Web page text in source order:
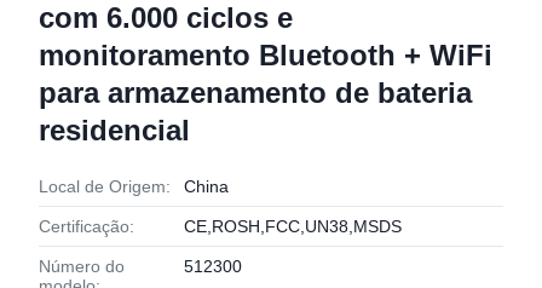
com 6.000 ciclos e
monitoramento Bluetooth + WiFi
para armazenamento de bateria
residencial
Local de Origem: China
Certificação: CE,ROSH,FCC,UN38,MSDS
Número do
512300